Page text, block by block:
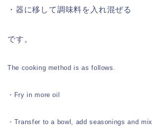
・器に移して調味料を入れ混ぜる
です。
The cooking method is as follows.
・Fry in more oil
・Transfer to a bowl, add seasonings and mix